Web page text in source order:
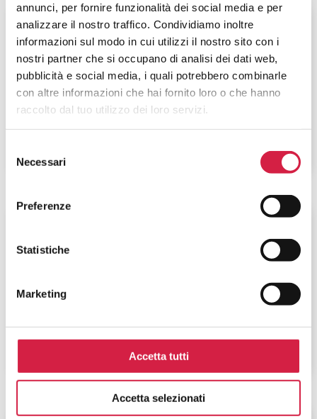
annunci, per fornire funzionalità dei social media e per
analizzare il nostro traffico. Condividiamo inoltre
informazioni sul modo in cui utilizzi il nostro sito con i
nostri partner che si occupano di analisi dei dati web,
pubblicità e social media, i quali potrebbero combinarle
con altre informazioni che hai fornito loro o che hanno
raccolto dal tuo utilizzo dei loro servizi.
delNecessari
Preferenze
Statistiche
Marketing
Accetta tutti
Accetta selezionati
Umbria - Perugia
USL Umbria 1 – Presidio Ospedaliero
Alto Chiascio
Località Branca
USL Umbria 2 – Ospedale Civile San
Matteo degli Infermi